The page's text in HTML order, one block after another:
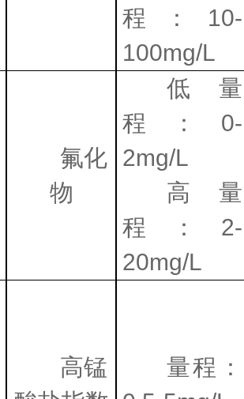
程： 10-
100mg/L
氟化
物
低量
程： 0-
2mg/L
高量
程： 2-
20mg/L
高锰
量程：